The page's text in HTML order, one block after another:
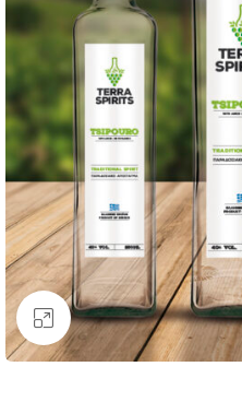
Κάντε κλικ για μεγέθυνση